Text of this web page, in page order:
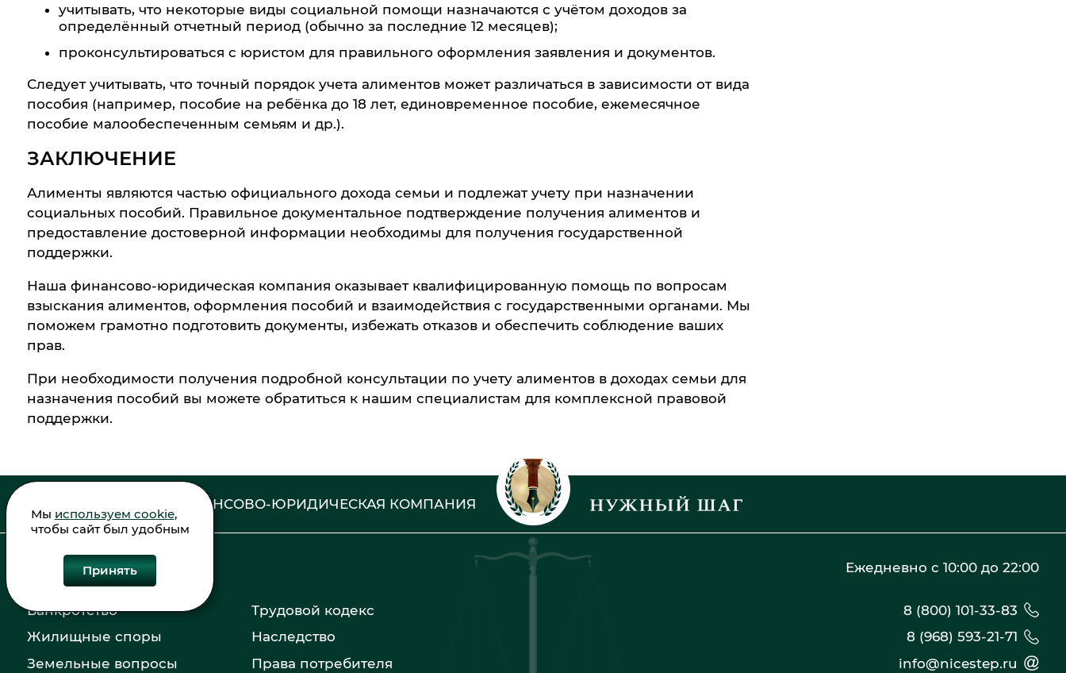
учитывать, что некоторые виды социальной помощи назначаются с учётом доходов за
определённый отчетный период (обычно за последние 12 месяцев);
проконсультироваться с юристом для правильного оформления заявления и документов.
Следует учитывать, что точный порядок учета алиментов может различаться в зависимости от вида
пособия (например, пособие на ребёнка до 18 лет, единовременное пособие, ежемесячное
пособие малообеспеченным семьям и др.).
ЗАКЛЮЧЕНИЕ
Алименты являются частью официального дохода семьи и подлежат учету при назначении
социальных пособий. Правильное документальное подтверждение получения алиментов и
предоставление достоверной информации необходимы для получения государственной
поддержки.
Наша финансово-юридическая компания оказывает квалифицированную помощь по вопросам
взыскания алиментов, оформления пособий и взаимодействия с государственными органами. Мы
поможем грамотно подготовить документы, избежать отказов и обеспечить соблюдение ваших
прав.
При необходимости получения подробной консультации по учету алиментов в доходах семьи для
назначения пособий вы можете обратиться к нашим специалистам для комплексной правовой
поддержки.
ФИНАНСОВО-ЮРИДИЧЕСКАЯ КОМПАНИЯ
Банкротство
Жилищные споры
Земельные вопросы
Трудовой кодекс
Наследство
Права потребителя
Ежедневно с 10:00 до 22:00
8 (800) 101-33-83
8 (968) 593-21-71
info@nicestep.ru
Мы используем cookie,
чтобы сайт был удобным
Принять